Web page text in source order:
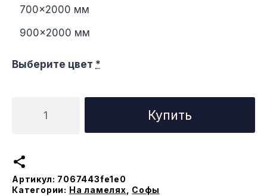
700×2000 мм
900×2000 мм
Выберите цвет *
товара
Азимут
на
ламеляx
Купить
Артикул: 7067443fe1e0
Категории: На ламелях Софы